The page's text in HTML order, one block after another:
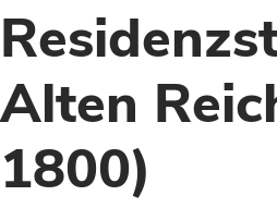
Alten
1800)